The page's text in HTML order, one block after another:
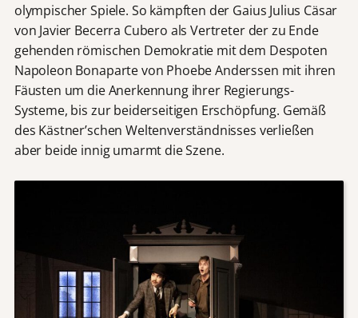
olympischer Spiele. So kämpften der Gaius Julius Cäsar
von Javier Becerra Cubero als Vertreter der zu Ende
gehenden römischen Demokratie mit dem Despoten
Napoleon Bonaparte von Phoebe Anderssen mit ihren
Fäusten um die Anerkennung ihrer Regierungs-
Systeme, bis zur beiderseitigen Erschöpfung. Gemäß
des Kästner’schen Weltenverständnisses verließen
aber beide innig umarmt die Szene.